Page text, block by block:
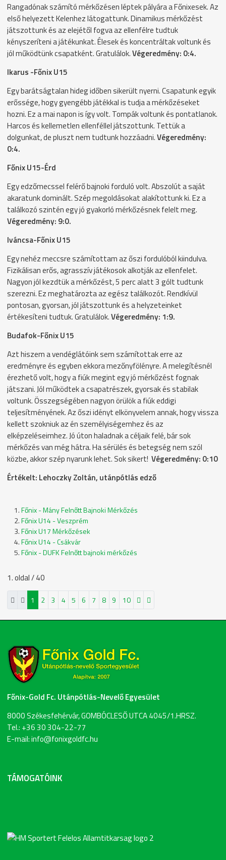
Rangadónak számító mérkőzésen léptek pályára a Főnixesek. Az
első helyezett Kelenhez látogattunk. Dinamikus mérkőzést
játszottunk és az elejétől fogva az ellenfélre tudtuk
kényszeríteni a játékunkat. Élesek és koncentráltak voltunk és
jól működtünk csapatként. Gratulálok.Végeredmény: 0:4.
Ikarus -Főnix U15
Egy barátságtalan hideg időben sikerült nyerni. Csapatunk egyik
erőssége, hogy gyengébb játékkal is tudja a mérkőzéseket
hozni. Ez a mai napon is így volt. Tompák voltunk és pontatlanok.
Harcos és kellemetlen ellenféllel játszottunk. Tettük a
dolgunkat, de pluszt nem tudtunk hozzáadni.Végeredmény:
0:4.
Főnix U15-Érd
Egy edzőmecssel felérő bajnoki forduló volt. Abszolút a saját
akaratunk dominált. Szép megoldásokat alakítottunk ki. Ez a
találkozó szintén egy jó gyakorló mérkőzésnek felelt meg.
Végeredmény: 9:0.
Iváncsa-Főnix U15
Egy nehéz meccsre számítottam az őszi fordulóból kiindulva.
Fizikálisan erős, agrasszív játékosok alkotják az ellenfelet.
Nagyon jól kezdtük a mérkőzést, 5 perc alatt 3 gólt tudtunk
szerezni. Ez meghatározta az egész találkozót. Rendkívül
pontosan, gyorsan, jól játszottunk és a helyzeteinket
értékesíteni tudtuk. Gratulálok.Végeredmény: 1:9.
Budafok-Főnix U15
Azt hiszem a vendéglátóink sem számítottak erre az
eredményre és egyben ekkora mezőnyfölényre. A melegítésnél
érezhető volt, hogy a fiúk megint egy jó mérkőzést fognak
játszani. Jól működtek a csapatrészek, gyorsak és stabilak
voltunk. Összegségében nagyon örülök a fiúk eddigi
teljesítményének. Az őszi idényt elkönyvelem annak, hogy vissza
kellett szokniuk az én személyiségemhez és az
elképzeléseimhez. Jó úton haladnak a céljaik felé, bár sok
mérkőzés van még hátra. Ha sérülés és betegség nem szól
közbe, akkor szép nyarunk lehet. Sok sikert! Végeredmény: 0:10
Értékelt: Lehoczky Zoltán, utánpótlás edző
Főnix - Mány Felnőtt Bajnoki Mérkőzés
Főnix U14 - Veszprém
Főnix U17 Mérkőzések
Főnix U14 - Csákvár
Főnix - DUFK Felnőtt bajnoki mérkőzés
1. oldal / 40
1 2 3 4 5 6 7 8 9 10
Főnix-Gold Fc. Utánpótlás-Nevelő Egyesület
8000 Székesfehérvár, GOMBÓCLESŐ UTCA 4045/1.HRSZ.
Tel.: +36 30 304-22-77
E-mail: info@fonixgoldfc.hu
TÁMOGATÓINK